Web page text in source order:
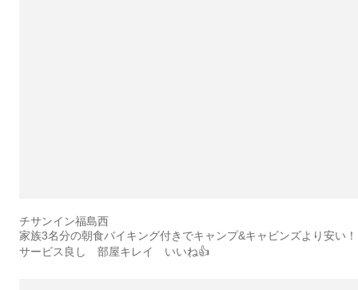
チサンイン福島西
家族3名分の朝食バイキング付きでキャンプ&キャビンズより安い！
サービス良し 部屋キレイ いいね👍